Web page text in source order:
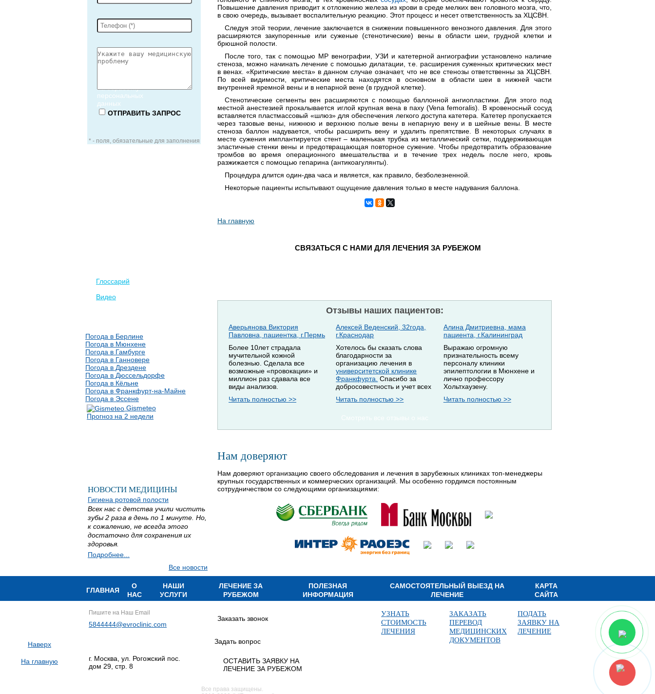
на обработку
персональных
данных
* - поля, обязательные для заполнения
Глоссарий
Видео
Погода в Берлине
Погода в Мюнхене
Погода в Гамбурге
Погода в Ганновере
Погода в Дрездене
Погода в Дюссельдорфе
Погода в Кёльне
Погода в Франкфурт-на-Майне
Погода в Эссене
Gismeteo
Прогноз на 2 недели
НОВОСТИ МЕДИЦИНЫ
Гигиена ротовой полости
Всех нас с детства учили чистить
зубы 2 раза в день по 1 минуте. Но,
к сожалению, не всегда этого
достаточно для сохранения их
здоровья.
Подробнее...
Все новости
Повышение давления приводит к отложению железа из крови в среде мелких вен головного мозга, что,
в свою очередь, вызывает воспалительную реакцию. Этот процесс и несет ответственность за ХЦСВН.
Следуя этой теории, лечение заключается в снижении повышенного венозного давления. Для этого
расширяются закупоренные или суженые (стенотические) вены в области шеи, грудной клетки и
брюшной полости.
После того, так с помощью МР венографии, УЗИ и катетерной ангиографии установлено наличие
стеноза, можно начинать лечение с помошью дилатации, т.е. расширения суженных критических мест
в венах. «Критические места» в данном случае означает, что не все стенозы ответственны за ХЦСВН.
По всей видимости, критические места находятся в основном в области шеи в нижней части
внутренней яремной вены и в непарной вене (в грудной клетке).
Стенотические сегменты вен расширяются с помощью баллонной ангиопластики. Для этого под
местной анестезией прокалывается иглой крупная вена в паху (Vena femoralis). В кровеносный сосуд
вставляется пластмассовый «шлюз» для обеспечения легкого доступа катетера. Катетер пропускается
через тазовые вены, нижнюю и верхнюю полые вены в непарную вену и в шейные вены. В месте
стеноза баллон надувается, чтобы расширить вену и удалить препятствие. В некоторых случаях в
месте сужения имплантируется стент – маленькая трубка из металлический сетки, поддерживающая
эластичные стенки вены и предотвращающая повторное сужение. Чтобы предотвратить образование
тромбов во время операционного вмешательства и в течение трех недель после него, кровь
разжижается с помощью гепарина (антикоагулянты).
Процедура длится один-два часа и является, как правило, безболезненной.
Некоторые пациенты испытывают ощущение давления только в месте надувания баллона.
На главную
СВЯЗАТЬСЯ С НАМИ ДЛЯ ЛЕЧЕНИЯ ЗА РУБЕЖОМ
Отзывы наших пациентов:
Аверьянова Виктория
Павловна, пациентка, г.Пермь
Более 10лет страдала
мучительной кожной
болезнью. Сделала все
возможные «провокации» и
миллион раз сдавала все
виды анализов.
Читать полностью >>
Алексей Веденский, 32года,
г.Краснодар
Хотелось бы сказать слова
благодарности за
организацию лечения в
университетской клинике
Франкфурта. Спасибо за
добросовестность и учет всех
Читать полностью >>
Алина Дмитриевна, мама
пациента, г.Калининград
Выражаю огромную
признательность всему
персоналу клиники
эпилептологии в Мюнхене и
лично профессору
Хольтхаузену.
Читать полностью >>
Нам доверяют
Нам доверяют организацию своего обследования и лечения в зарубежных клиниках топ-менеджеры
крупных государственных и коммерческих организаций. Мы особенно гордимся постоянным
сотрудничеством со следующими организациями:
ГЛАВНАЯ
О
НАС
НАШИ
УСЛУГИ
ЛЕЧЕНИЕ ЗА
РУБЕЖОМ
ПОЛЕЗНАЯ
ИНФОРМАЦИЯ
САМОСТОЯТЕЛЬНЫЙ ВЫЕЗД НА
ЛЕЧЕНИЕ
КАРТА
САЙТА
УЗНАТЬ
СТОИМОСТЬ
ЛЕЧЕНИЯ
ЗАКАЗАТЬ
ПЕРЕВОД
МЕДИЦИНСКИХ
ДОКУМЕНТОВ
ПОДАТЬ
ЗАЯВКУ НА
ЛЕЧЕНИЕ
Пишите на Наш Email
5844444@evroclinic.com
Заказать звонок
Задать вопрос
ОСТАВИТЬ ЗАЯВКУ НА
ЛЕЧЕНИЕ ЗА РУБЕЖОМ
г. Москва, ул. Рогожский пос.
дом 29, стр. 8
Все права защищены.
Наверх
На главную